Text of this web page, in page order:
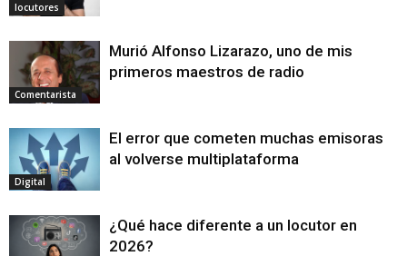
locutores
Comentarista
Murió Alfonso Lizarazo, uno de mis
primeros maestros de radio
Digital
El error que cometen muchas emisoras
al volverse multiplataforma
¿Qué hace diferente a un locutor en
2026?